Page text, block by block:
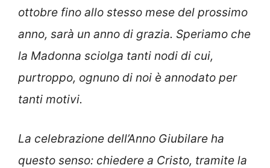
ottobre fino allo stesso mese del prossimo
anno, sarà un anno di grazia. Speriamo che
la Madonna sciolga tanti nodi di cui,
purtroppo, ognuno di noi è annodato per
tanti motivi.
La celebrazione dell’Anno Giubilare ha
questo senso: chiedere a Cristo, tramite la